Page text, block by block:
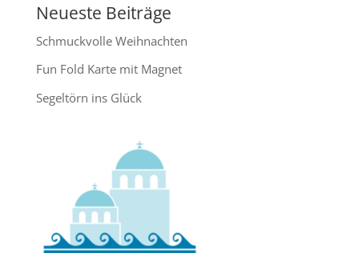
Neueste Beiträge
Schmuckvolle Weihnachten
Fun Fold Karte mit Magnet
Segeltörn ins Glück